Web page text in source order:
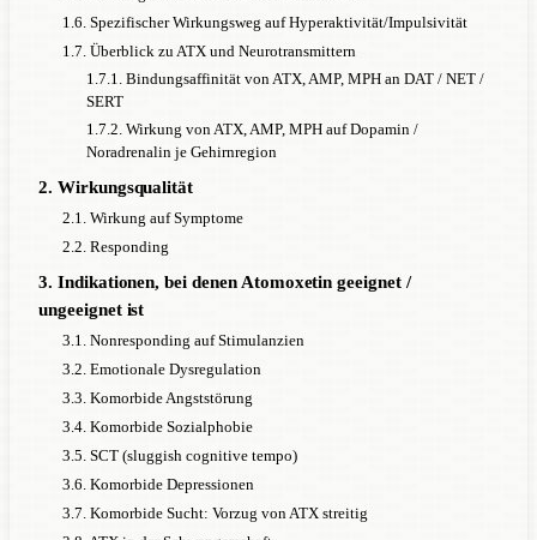
1.6. Spezifischer Wirkungsweg auf Hyperaktivität/Impulsivität
1.7. Überblick zu ATX und Neurotransmittern
1.7.1. Bindungsaffinität von ATX, AMP, MPH an DAT / NET /
SERT
1.7.2. Wirkung von ATX, AMP, MPH auf Dopamin /
Noradrenalin je Gehirnregion
2. Wirkungsqualität
2.1. Wirkung auf Symptome
2.2. Responding
3. Indikationen, bei denen Atomoxetin geeignet /
ungeeignet ist
3.1. Nonresponding auf Stimulanzien
3.2. Emotionale Dysregulation
3.3. Komorbide Angststörung
3.4. Komorbide Sozialphobie
3.5. SCT (sluggish cognitive tempo)
3.6. Komorbide Depressionen
3.7. Komorbide Sucht: Vorzug von ATX streitig